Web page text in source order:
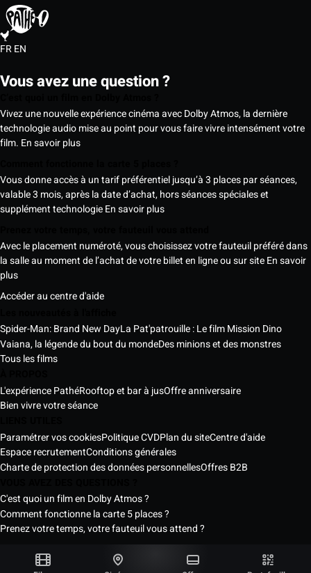
FREN
Vous avez une question ?
Vivez une nouvelle expérience cinéma avec Dolby Atmos, la dernière
technologie audio mise au point pour vous faire vivre intensément votre
film. En savoir plus
Vous donne accès à un tarif préférentiel jusqu’à 3 places par séances,
valable 3 mois, après la date d’achat, hors séances spéciales et
supplément technologieEn savoir plus
Avec le placement numéroté, vous choisissez votre fauteuil préféré dans
la salle au moment de l’achat de votre billet en ligne ou sur siteEn savoir
plus
Accéder au centre d'aide
Spider-Man: Brand New DayLa Pat'patrouille : Le film Mission Dino
Vaiana, la légende du bout du mondeDes minions et des monstres
Tous les films
L'expérience PathéRooftop et bar à jusOffre anniversaire
Bien vivre votre séance
Paramétrer vos cookiesPolitique CVDPlan du siteCentre d'aide
Espace recrutementConditions générales
Charte de protection des données personnellesOffres B2B
C'est quoi un film en Dolby Atmos ?
Comment fonctionne la carte 5 places ?
Prenez votre temps, votre fauteuil vous attend ?
Les Cinémas Pathé Sénégal © 2026